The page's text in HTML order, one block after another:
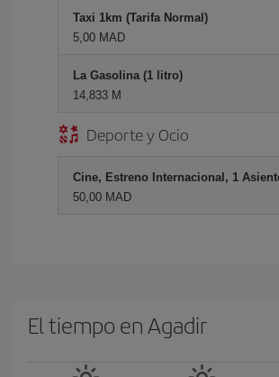
Taxi 1km (Tarifa Normal)
5,00 MAD
La Gasolina (1 litro)
14,833 M
Deporte y Ocio
Cine, Estreno Internacional, 1
50,00 MAD
El tiempo en Agadir